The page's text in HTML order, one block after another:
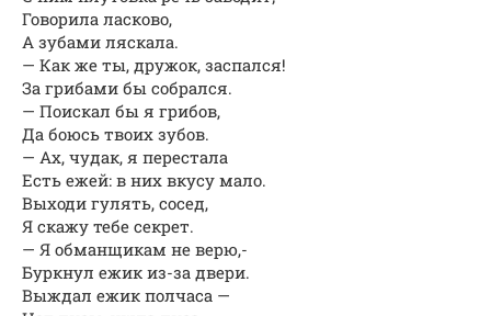
Говорила ласково,
А зубами ляскала.
— Как же ты, дружок, заспался!
За грибами бы собрался.
— Поискал бы я грибов,
Да боюсь твоих зубов.
— Ах, чудак, я перестала
Есть ежей: в них вкусу мало.
Выходи гулять, сосед,
Я скажу тебе секрет.
— Я обманщикам не верю,-
Буркнул ежик из-за двери.
Выждал ежик полчаса —